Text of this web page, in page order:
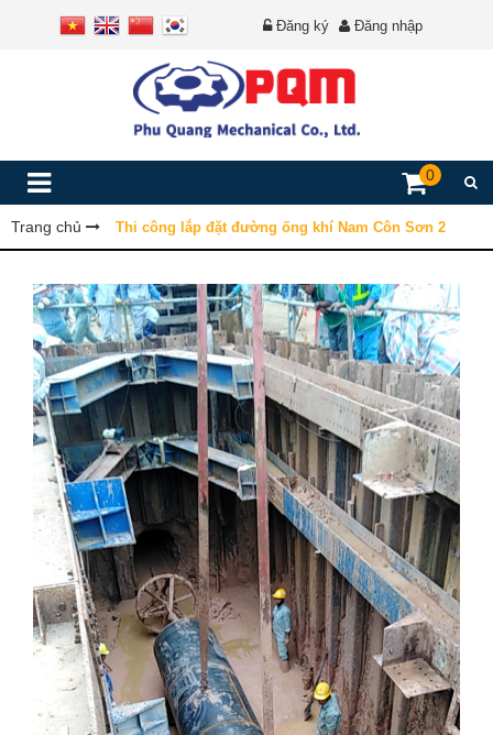
Đăng ký Đăng nhập
0
Trang chủ Thi công lắp đặt đường ống khí Nam Côn Sơn 2